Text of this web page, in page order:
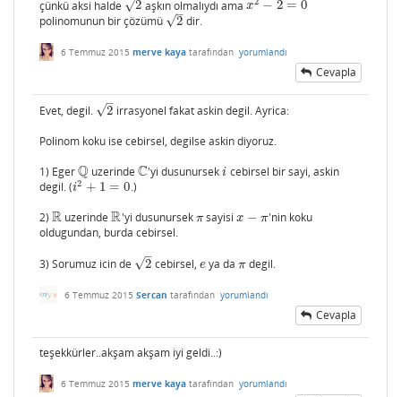
çünkü aksi halde 2
√
2 aşkın olmalıydı amax − 2 = 0
x2−2=0
polinomunun bir çözümü
2
–
√
2 dir.
6 Temmuz 2015 merve kaya tarafından yorumlandı
Cevapla
Evet, degil. 2
–
√
2
irrasyonel fakat askin degil. Ayrica:
Polinom koku ise cebirsel, degilse askin diyoruz.
1) EgerQ
Q uzerindeC
C'yi dusunurseki
i cebirsel bir sayi, askin
degil. (i2 + 1 = 0
i2 +1= 0
.)
2) R
R uzerindeR
R 'yi dusunursek π
πsayisi x − π
x− π
'nin koku
oldugundan, burda cebirsel.
3) Sorumuz icin de 2
–
√
2 cebirsel,e
eya daπ
πdegil.
6 Temmuz 2015 Sercan tarafından yorumlandı
Cevapla
teşekkürler..akşam akşam iyi geldi..:)
6 Temmuz 2015 merve kaya tarafından yorumlandı